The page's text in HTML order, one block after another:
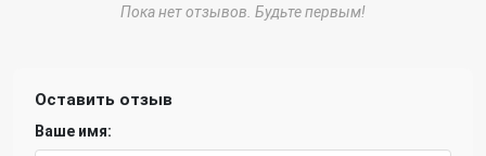
Пока нет отзывов. Будьте первым!
Оставить отзыв
Ваше имя: